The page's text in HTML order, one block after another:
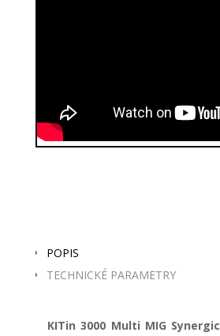
POPIS
TECHNICKÉ PARAMETRY
KITin 3000 Multi MIG Synergic